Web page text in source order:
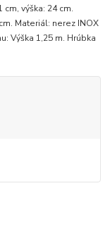
výška: 24 cm.
Materiál: nerez INOX
Výška 1,25 m. Hrúbka